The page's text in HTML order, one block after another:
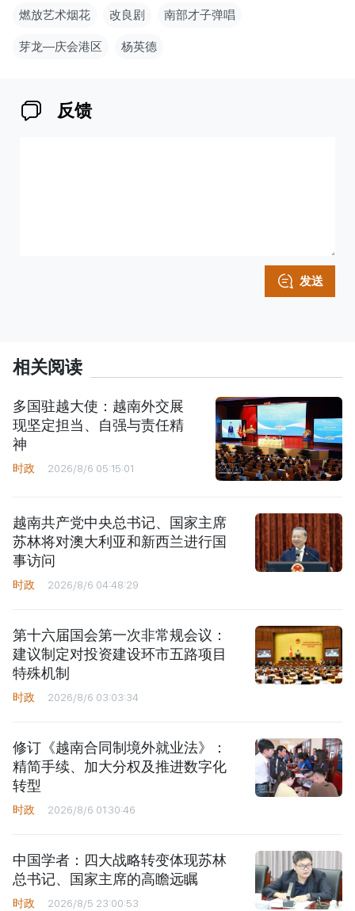
燃放艺术烟花 改良剧 南部才子弹唱
芽龙—庆会港区 杨英德
反馈
发送
相关阅读
多国驻越大使：越南外交展
现坚定担当、自强与责任精
神
时政 2026/8/6 05:15:01
越南共产党中央总书记、国家主席
苏林将对澳大利亚和新西兰进行国
事访问
时政 2026/8/6 04:48:29
第十六届国会第一次非常规会议：
建议制定对投资建设环市五路项目
特殊机制
时政 2026/8/6 03:03:34
修订《越南合同制境外就业法》：
精简手续、加大分权及推进数字化
转型
时政 2026/8/6 01:30:46
中国学者：四大战略转变体现苏林
总书记、国家主席的高瞻远瞩
时政 2026/8/5 23:00:53